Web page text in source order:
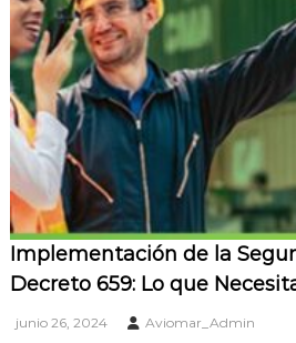
Implementación de la
Decreto 659: Lo que
junio 26, 2024 Aviomar_Admin